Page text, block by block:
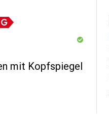
mit Kopfspiegel